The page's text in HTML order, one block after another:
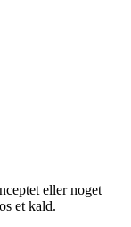
eller noget
et kald.